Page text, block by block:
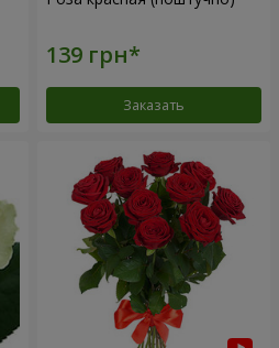
Заказать